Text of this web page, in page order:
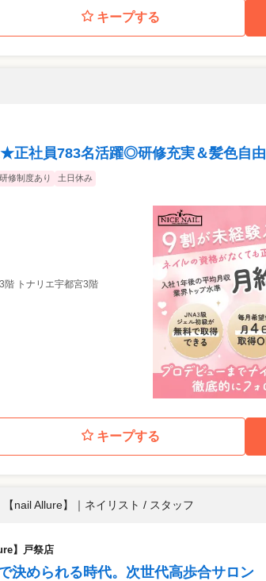
キープする
正社員783名活躍◎研修充実＆髪色自由
研修制度あり 土日休み
階 トナリエ宇都宮3階
キープする
nail Allure】 ｜ ネイリスト / スタッフ
】戸祭店
決められる時代。次世代高歩合サロン